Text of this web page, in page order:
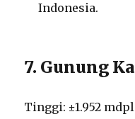
Indonesia.
7. Gunung
Tinggi: ±1.952 mdpl